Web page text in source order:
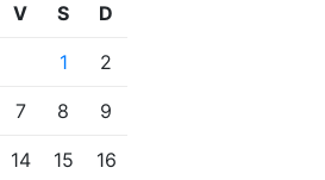
V S D
1 2
7 8 9
14 15 16